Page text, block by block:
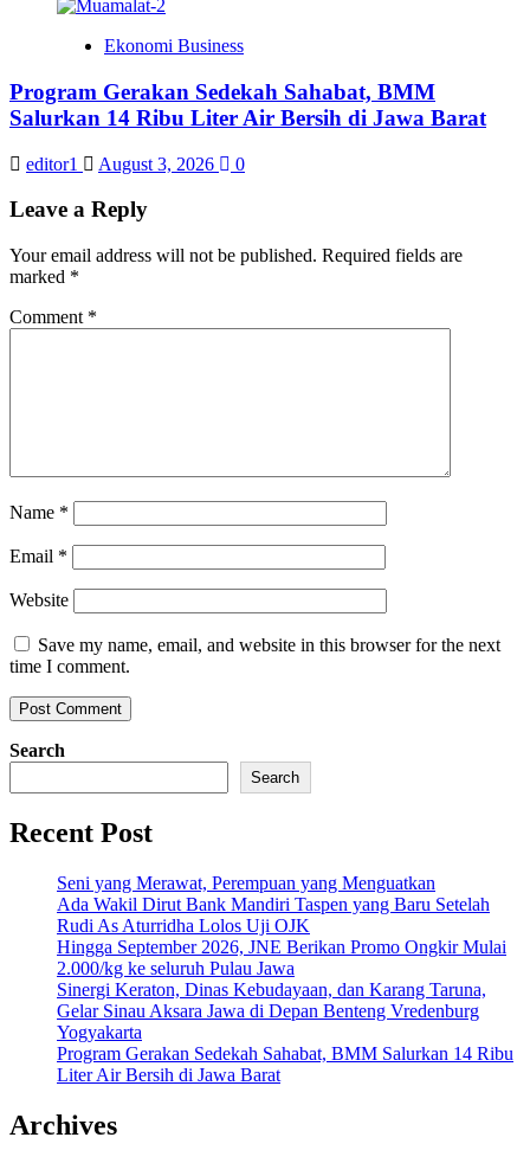
Ekonomi Business
Program Gerakan Sedekah Sahabat, BMM
Salurkan 14 Ribu Liter Air Bersih di Jawa Barat
editor1 August 3, 2026 0
Leave a Reply
Your email address will not be published. Required fields are
marked *
Comment *
Name *
Email *
Website
Save my name, email, and website in this browser for the next
time I comment.
Search
Search
Recent Post
Seni yang Merawat, Perempuan yang Menguatkan
Ada Wakil Dirut Bank Mandiri Taspen yang Baru Setelah
Rudi As Aturridha Lolos Uji OJK
Hingga September 2026, JNE Berikan Promo Ongkir Mulai
2.000/kg ke seluruh Pulau Jawa
Sinergi Keraton, Dinas Kebudayaan, dan Karang Taruna,
Gelar Sinau Aksara Jawa di Depan Benteng Vredenburg
Yogyakarta
Program Gerakan Sedekah Sahabat, BMM Salurkan 14 Ribu
Liter Air Bersih di Jawa Barat
Archives